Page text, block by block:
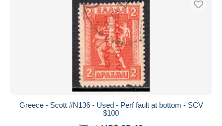
Greece - Scott #N136 - Used - Perf fault at bottom - SCV
$100